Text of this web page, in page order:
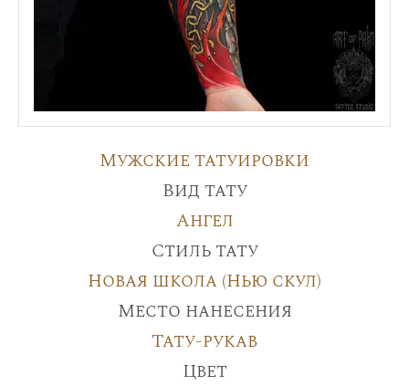
Мужские татуировки
Вид тату
Ангел
Стиль тату
Новая школа (Нью скул)
Место нанесения
Тату-рукав
Цвет